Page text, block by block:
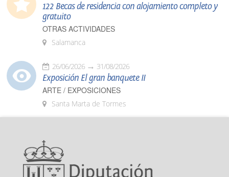
122 Becas de residencia con alojamiento completo y
gratuito
OTRAS ACTIVIDADES
Salamanca
26/06/2026 31/08/2026
Exposición El gran banquete II
ARTE / EXPOSICIONES
Santa Marta de Tormes